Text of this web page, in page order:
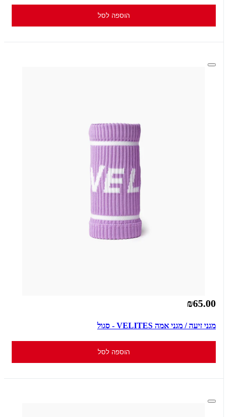
הוספה לסל
₪65.00
מגני זיעה / מגני אמה VELITES - סגול
הוספה לסל